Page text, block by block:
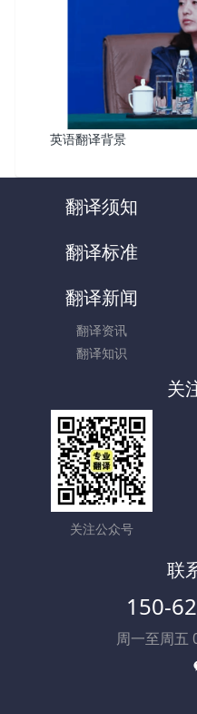
英语翻译背景
翻译须知
翻译标准
翻译新闻
翻译资讯
翻译知识
关
关注公众号
联
150-
周一至周五